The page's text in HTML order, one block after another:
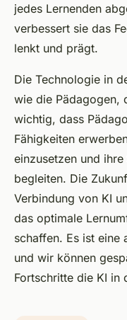
jedes Lernenden
verbessert sie das
lenkt und prägt.
Die Technologie in
wie die Pädagogen,
wichtig, dass
Fähigkeiten
einzusetzen und
begleiten. Die
Verbindung von KI
das optimale
schaffen. Es ist eine
und wir können
Fortschritte die KI in